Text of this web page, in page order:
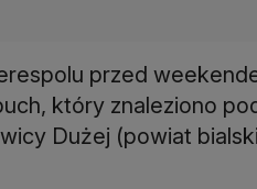
przed
który znaleziono
Dużej (powiat